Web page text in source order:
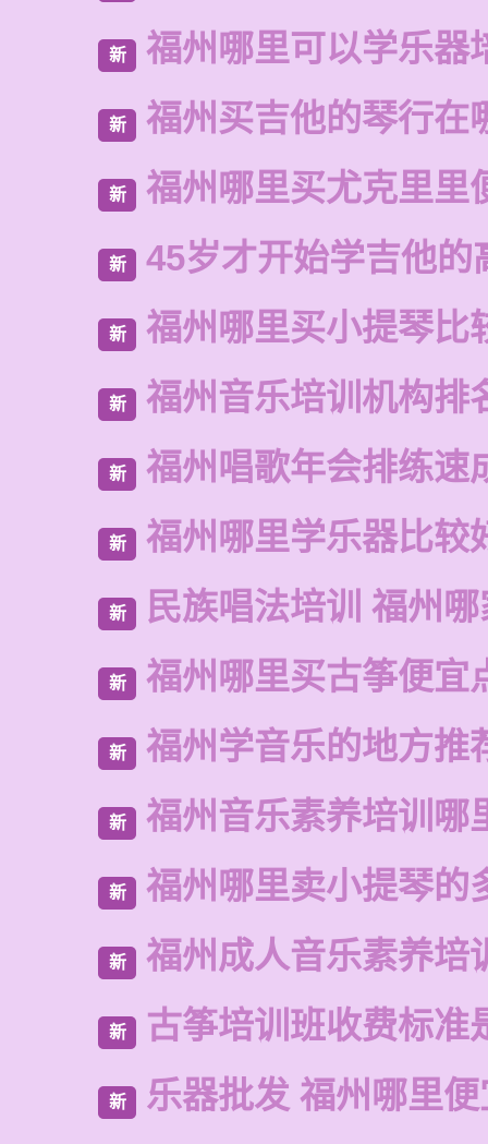
新 福州哪里可以学乐器
新 福州买吉他的琴行在
新 福州哪里买尤克里里
新 45岁才开始学吉他的
新 福州哪里买小提琴比
新 福州音乐培训机构排
新 福州唱歌年会排练速
新 福州哪里学乐器比较
新 民族唱法培训 福州
新 福州哪里买古筝便宜
新 福州学音乐的地方推
新 福州音乐素养培训哪
新 福州哪里卖小提琴的
新 福州成人音乐素养培
新 古筝培训班收费标准
新 乐器批发 福州哪里